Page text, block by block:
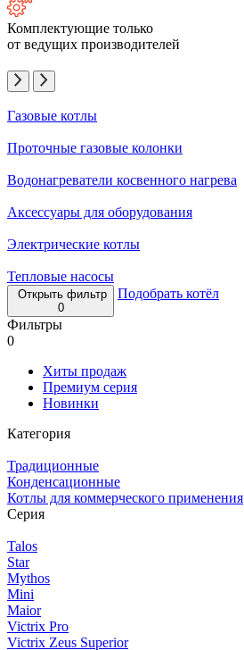
Комплектующие только
от ведущих производителей
Газовые котлы
Проточные газовые колонки
Водонагреватели косвенного нагрева
Аксессуары для оборудования
Электрические котлы
Тепловые насосы
Открыть фильтр
0
Подобрать котёл
Фильтры
0
Хиты продаж
Премиум серия
Новинки
Категория
Традиционные
Конденсационные
Котлы для коммерческого применения
Серия
Talos
Star
Mythos
Mini
Maior
Victrix Pro
Victrix Zeus Superior